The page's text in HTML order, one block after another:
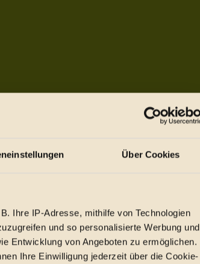
Über Cookies
Ihre IP-Adresse, mithilfe von Technologien
und so personalisierte Werbung und
Entwicklung von Angeboten zu ermöglichen.
Ihre Einwilligung jederzeit über die Cookie-